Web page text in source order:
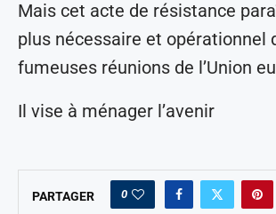
Mais cet acte de résistance
plus nécessaire et opérationnel
fumeuses réunions de l’Union
Il vise à ménager l’avenir
PARTAGER 0